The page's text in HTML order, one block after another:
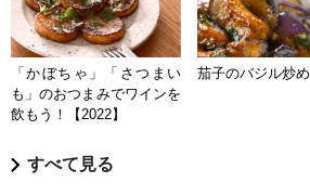
「かぼちゃ」「さつまい
も」のおつまみでワインを
飲もう！【2022】
茄子のバジル炒め
すべて見る